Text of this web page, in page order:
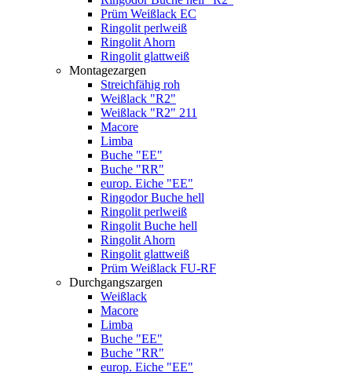
Prüm Weißlack EC
Ringolit perlweiß
Ringolit Ahorn
Ringolit glattweiß
Montagezargen
Streichfähig roh
Weißlack "R2"
Weißlack "R2" 211
Macore
Limba
Buche "EE"
Buche "RR"
europ. Eiche "EE"
Ringodor Buche hell
Ringolit perlweiß
Ringolit Buche hell
Ringolit Ahorn
Ringolit glattweiß
Prüm Weißlack FU-RF
Durchgangszargen
Weißlack
Macore
Limba
Buche "EE"
Buche "RR"
europ. Eiche "EE"